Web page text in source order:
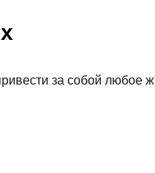
за собой любое